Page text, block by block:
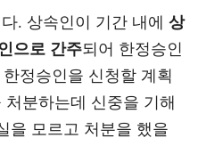
. 상속인이 기간 내에 상
으로 간주되어 한정승인
정승인을 신청할 계획
분하는데 신중을 기해
을 모르고 처분을 했을